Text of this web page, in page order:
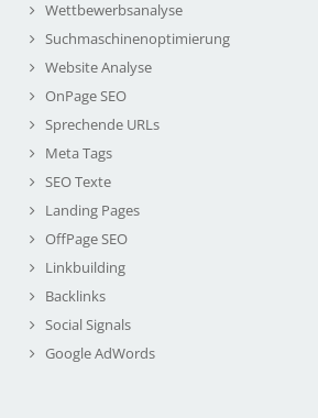
Wettbewerbsanalyse
Suchmaschinenoptimierung
Website Analyse
OnPage SEO
Sprechende URLs
Meta Tags
SEO Texte
Landing Pages
OffPage SEO
Linkbuilding
Backlinks
Social Signals
Google AdWords